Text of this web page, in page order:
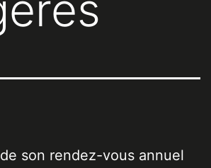
son rendez-vous annuel